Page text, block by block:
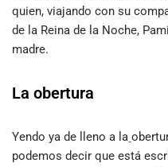
quien, viajando con su
de la Reina de la Noche,
madre.
La obertura
Yendo ya de lleno a la
podemos decir que está